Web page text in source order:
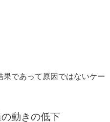
果であって原因ではないケー
動きの低下